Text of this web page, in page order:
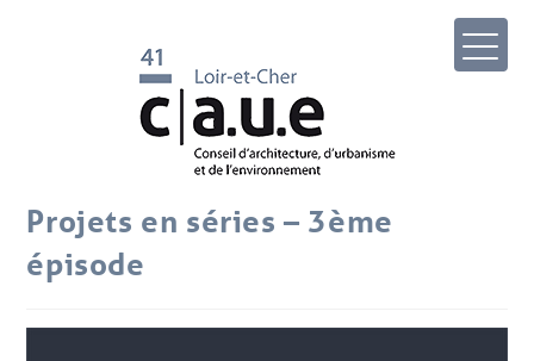
Projets en séries – 3ème
épisode